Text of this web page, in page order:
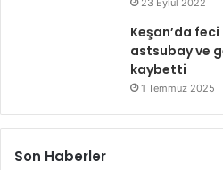
23 Eylül 2022
Keşan’da
astsubay ve
kaybetti
1 Temmuz 2025
Son Haberler